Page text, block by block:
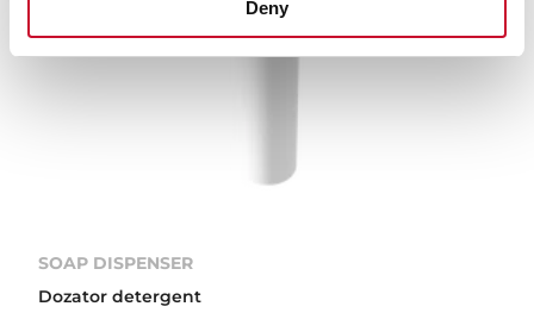
Deny
SOAP DISPENSER
Dozator detergent